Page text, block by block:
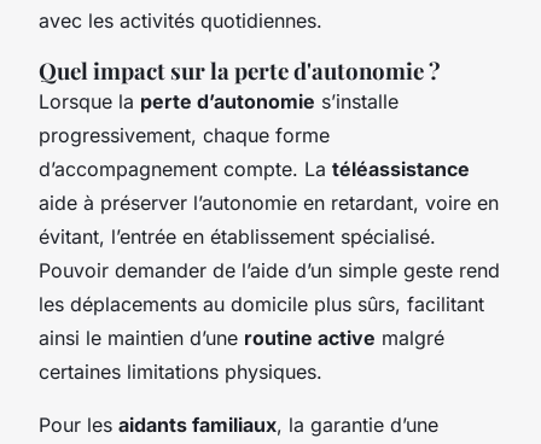
avec les activités quotidiennes.
Quel impact sur la perte d'autonomie ?
Lorsque la perte d’autonomie s’installe
progressivement, chaque forme
d’accompagnement compte. La téléassistance
aide à préserver l’autonomie en retardant, voire en
évitant, l’entrée en établissement spécialisé.
Pouvoir demander de l’aide d’un simple geste rend
les déplacements au domicile plus sûrs, facilitant
ainsi le maintien d’une routine active malgré
certaines limitations physiques.
Pour les aidants familiaux, la garantie d’une